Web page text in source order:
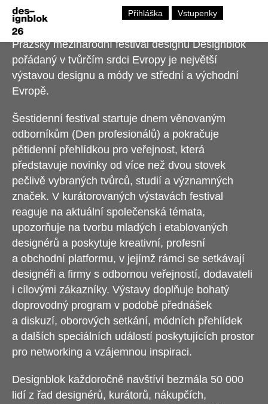
Přihláška Vstupenky
Pražský mezinárodní festival designu Designblok
pořádaný v tvůrčím srdci Evropy je největší
výstavou designu a módy ve střední a východní
Evropě.
Šestidenní festival startuje dnem věnovaným
odborníkům (Den profesionálů) a pokračuje
pětidenní přehlídkou pro veřejnost, která
představuje novinky od více než dvou stovek
pečlivě vybraných tvůrců, studií a významných
značek. V kurátorovaných výstavách festival
reaguje na aktuální společenská témata,
upozorňuje na tvorbu mladých i etablovaných
designérů a poskytuje kreativní, profesní
a obchodní platformu, v jejímž rámci se setkávají
designéři a firmy s odbornou veřejností, dodavateli
i cílovými zákazníky. Výstavy doplňuje bohatý
doprovodný program v podobě přednášek
a diskuzí, oborových setkání, módních přehlídek
a dalších speciálních událostí poskytujících prostor
pro networking a vzájemnou inspiraci.
Designblok každoročně navštíví bezmála 50 000
lidí z řad designérů, kurátorů, nákupčích,